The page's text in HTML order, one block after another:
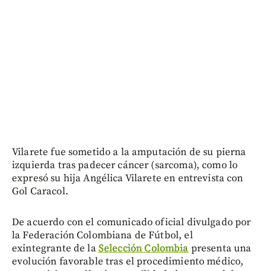
Vilarete fue sometido a la amputación de su pierna
izquierda tras padecer cáncer (sarcoma), como lo
expresó su hija Angélica Vilarete en entrevista con
Gol Caracol.
De acuerdo con el comunicado oficial divulgado por
la Federación Colombiana de Fútbol, el
exintegrante de laSelección Colombia presenta una
evolución favorable tras el procedimiento médico,